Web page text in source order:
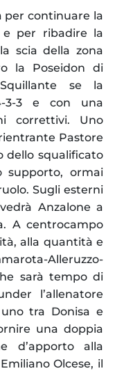
per continuare la
e per ribadire la
scia della zona
la Poseidon di
se la
3-3 e con una
correttivi. Uno
Pastore
dello squalificato
supporto, ormai
Sugli esterni
Anzalone a
A centrocampo
alla quantità e
Alleruzzo-
sarà tempo di
l’allenatore
tra Donisa e
una doppia
d’apporto alla
Olcese, il